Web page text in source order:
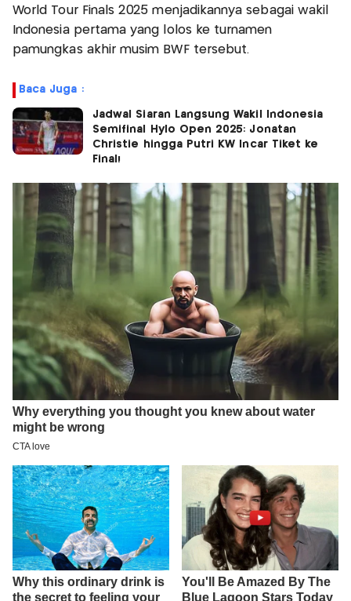
World Tour Finals 2025 menjadikannya sebagai wakil
Indonesia pertama yang lolos ke turnamen
pamungkas akhir musim BWF tersebut.
Baca Juga :
Jadwal Siaran Langsung Wakil Indonesia
Semifinal Hylo Open 2025: Jonatan
Christie hingga Putri KW Incar Tiket ke
Final!